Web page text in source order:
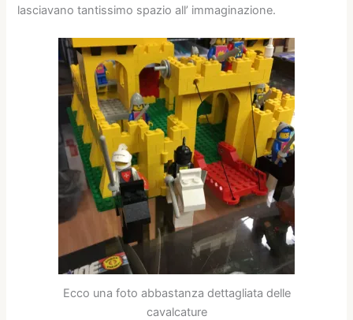
lasciavano tantissimo spazio all’ immaginazione.
Ecco una foto abbastanza dettagliata delle
cavalcature